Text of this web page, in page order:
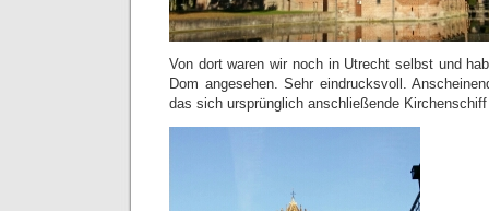
Von dort waren wir noch in Utrecht selbst und
Dom angesehen. Sehr eindrucksvoll.
das sich ursprünglich anschließende